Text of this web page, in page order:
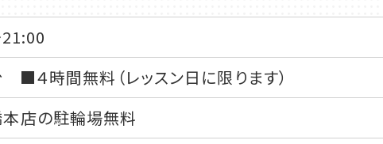
店舗一覧
４時間無料（レッスン日に限ります）
本店の駐輪場無料